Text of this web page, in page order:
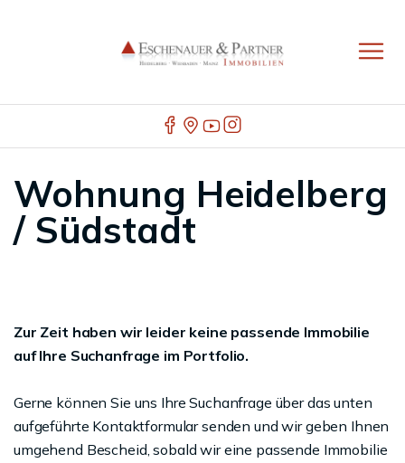
Wohnung Heidelberg
/ Südstadt
Zur Zeit haben wir leider keine passende Immobilie
auf Ihre Suchanfrage im Portfolio.
Gerne können Sie uns Ihre Suchanfrage über das unten
aufgeführte Kontaktformular senden und wir geben Ihnen
umgehend Bescheid, sobald wir eine passende Immobilie